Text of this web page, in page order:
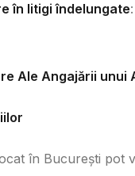
în litigi îndelungate
Ale Angajării unui
în București pot